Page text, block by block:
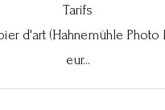
Tarifs
d'art (Hahnemühle Photo
eur...